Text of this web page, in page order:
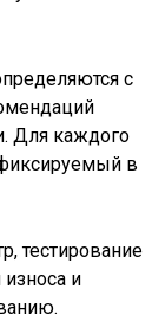
с
Для каждого
в
тестирование
износа и